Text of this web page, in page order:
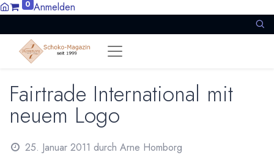
0 Anmelden
Fairtrade International mit
neuem Logo
25. Januar 2011 durch Arne Homborg